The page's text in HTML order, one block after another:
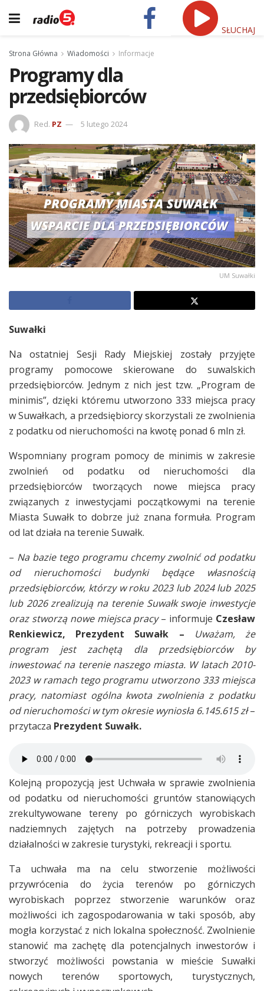
SŁUCHAJ
Strona Główna Wiadomości Informacje
Programy dla
przedsiębiorców
Red. PZ 5 lutego 2024
UM Suwałki
Suwałki
Na ostatniej Sesji Rady Miejskiej zostały przyjęte
programy pomocowe skierowane do suwalskich
przedsiębiorców. Jednym z nich jest tzw. „Program de
minimis”, dzięki któremu utworzono 333 miejsca pracy
w Suwałkach, a przedsiębiorcy skorzystali ze zwolnienia
z podatku od nieruchomości na kwotę ponad 6 mln zł.
Wspomniany program pomocy de minimis w zakresie
zwolnień od podatku od nieruchomości dla
przedsiębiorców tworzących nowe miejsca pracy
związanych z inwestycjami początkowymi na terenie
Miasta Suwałk to dobrze już znana formuła. Program
od lat działa na terenie Suwałk.
– Na bazie tego programu chcemy zwolnić od podatku
od nieruchomości budynki będące własnością
przedsiębiorców, którzy w roku 2023 lub 2024 lub 2025
lub 2026 zrealizują na terenie Suwałk swoje inwestycje
oraz stworzą nowe miejsca pracy– informuje Czesław
Renkiewicz, Prezydent Suwałk –
Uważam, że
program jest zachętą dla przedsiębiorców by
inwestować na terenie naszego miasta. W latach 2010-
2023 w ramach tego programu utworzono 333 miejsca
pracy, natomiast ogólna kwota zwolnienia z podatku
od nieruchomości w tym okresie wyniosła 6.145.615 zł–
przytacza Prezydent Suwałk.
Kolejną propozycją jest Uchwała w sprawie zwolnienia
od podatku od nieruchomości gruntów stanowiących
zrekultywowane tereny po górniczych wyrobiskach
nadziemnych zajętych na potrzeby prowadzenia
działalności w zakresie turystyki, rekreacji i sportu.
Ta uchwała ma na celu stworzenie możliwości
przywrócenia do życia terenów po górniczych
wyrobiskach poprzez stworzenie warunków oraz
możliwości ich zagospodarowania w taki sposób, aby
mogła korzystać z nich lokalna społeczność. Zwolnienie
stanowić ma zachętę dla potencjalnych inwestorów i
stworzyć możliwości powstania w mieście Suwałki
nowych terenów sportowych, turystycznych,